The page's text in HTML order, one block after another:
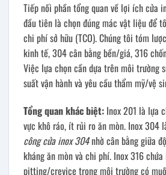
Tiếp nối phần tổng quan về lợi ích cửa
đầu tiên là chọn đúng mác vật liệu để
chi phí sở hữu (TCO). Chúng tôi tóm
kinh tế, 304 cân bằng bền/giá, 316
Việc lựa chọn cần dựa trên môi trường
suất vận hành và yêu cầu thẩm mỹ/vệ
Tổng quan khác biệt: Inox 201 là lựa
vực khô ráo, ít rủi ro ăn mòn. Inox 304
công cửa inox 304nhờ cân bằng giữa
kháng ăn mòn và chi phí. Inox 316
pitting/crevice trong môi trường có